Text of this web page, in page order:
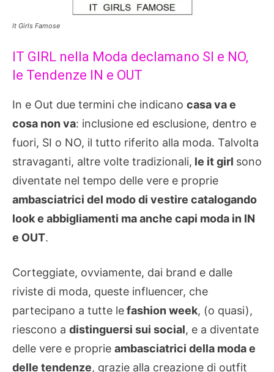
It Girls Famose
IT GIRL nella Moda declamano SI e NO,
le Tendenze IN e OUT
In e Out due termini che indicano casa va e
cosa non va: inclusione ed esclusione, dentro e
fuori, SI o NO, il tutto riferito alla moda. Talvolta
stravaganti, altre volte tradizionali, le it girl sono
diventate nel tempo delle vere e proprie
ambasciatrici del modo di vestire catalogando
look e abbigliamenti ma anche capi moda in IN
e OUT.
Corteggiate, ovviamente, dai brand e dalle
riviste di moda, queste influencer, che
partecipano a tutte lefashion week, (o quasi),
riescono a distinguersi sui social, e a diventate
delle vere e proprie ambasciatrici della moda e
delle tendenze, grazie alla creazione di outfit